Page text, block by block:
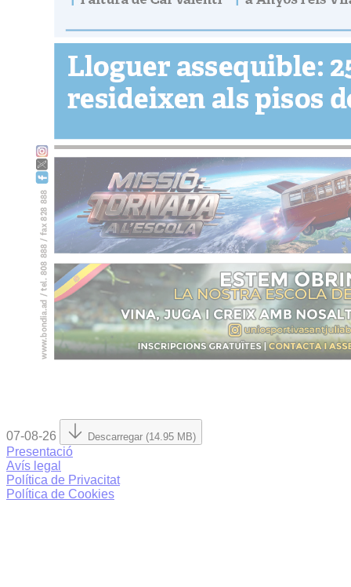
07-08-26 Descarregar (14.95 MB)
Presentació
Avís legal
Política de Privacitat
Política de Cookies